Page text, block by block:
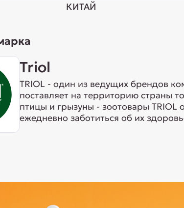
КИТАЙ
Triol
TRIOL - один из ведущих брендов
поставляет на территорию страны
птицы и грызуны - зоотовары TRIOL
ежедневно заботиться об их